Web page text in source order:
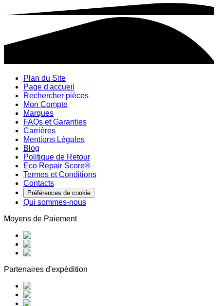
Plan du Site
Page d'accueil
Rechercher pièces
Mon Compte
Marques
FAQs et Garanties
Carrières
Mentions Légales
Blog
Politique de Retour
Eco Repair Score®
Termes et Conditions
Contacts
Préférences de cookie
Qui sommes-nous
Moyens de Paiement
Partenaires d'expédition